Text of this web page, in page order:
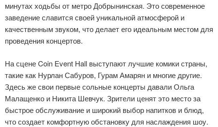
минутах ходьбы от метро Добрынинская. Это современное
заведение славится своей уникальной атмосферой и
качественным звуком, что делает его идеальным местом для
проведения концертов.
На сцене Coin Event Hall выступают лучшие комики страны,
такие как Нурлан Сабуров, Гурам Амарян и многие другие.
Здесь же свои первые сольные концерты давали Ольга
Малащенко и Никита Шевчук. Зрители ценят это место за
быстрое обслуживание и широкий выбор напитков и блюд,
что создает комфортную обстановку для наслаждения шоу.